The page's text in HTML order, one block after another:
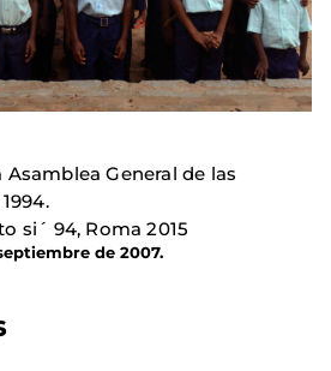
General de las
si´ 94, Roma 2015
de 2007.